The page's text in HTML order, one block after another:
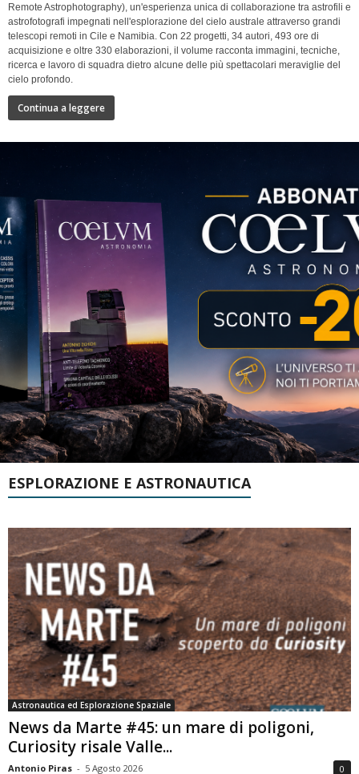
Remote Astrophotography), un'esperienza unica di collaborazione tra astrofili e
astrofotografi impegnati nell'esplorazione del cielo australe attraverso grandi
telescopi remoti in Cile e Namibia. Con 22 progetti, 34 autori, 493 ore di
acquisizione e oltre 330 elaborazioni, il volume racconta immagini, tecniche,
ricerca e lavoro di squadra dietro alcune delle più spettacolari meraviglie del
cielo profondo.
Continua a leggere
ESPLORAZIONE E ASTRONAUTICA
Astronautica ed Esplorazione Spaziale
News da Marte #45: un mare di poligoni,
Curiosity risale Valle...
Antonio Piras - 5 Agosto 2026 0